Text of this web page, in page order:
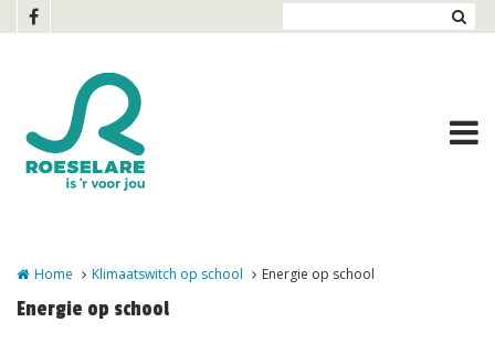
Overslaan en naar de inhoud gaan
Home Klimaatswitch op school Energie op school
Energie op school